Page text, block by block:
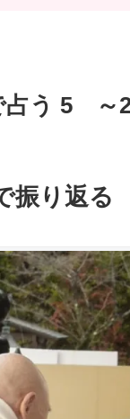
占う 5 ～
振り返る